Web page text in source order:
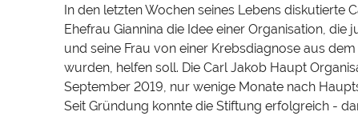
In den letzten Wochen seines Lebens diskutierte
Ehefrau Giannina die Idee einer Organisation, die
und seine Frau von einer Krebsdiagnose aus
wurden, helfen soll. Die Carl Jakob Haupt
September 2019, nur wenige Monate nach
Seit Gründung konnte die Stiftung erfolgreich -